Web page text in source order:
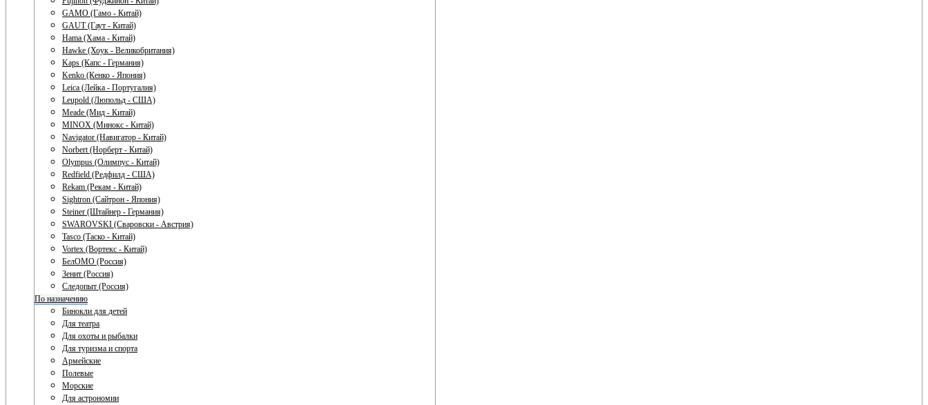
GAMO (Гамо - Китай)
GAUT (Гаут - Китай)
Hama (Хама - Китай)
Hawke (Хоук - Великобритания)
Kaps (Капс - Германия)
Kenko (Кенко - Япония)
Leica (Лейка - Португалия)
Leupold (Люпольд - США)
Meade (Мид - Китай)
MINOX (Минокс - Китай)
Navigator (Навигатор - Китай)
Norbert (Норберт - Китай)
Olympus (Олимпус - Китай)
Redfield (Редфилд - США)
Rekam (Рекам - Китай)
Sightron (Сайтрон - Япония)
Steiner (Штайнер - Германия)
SWAROVSKI (Сваровски - Австрия)
Tasco (Таско - Китай)
Vortex (Вортекс - Китай)
БелОМО (Россия)
Зенит (Россия)
Следопыт (Россия)
По назначению
Бинокли для детей
Для театра
Для охоты и рыбалки
Для туризма и спорта
Армейские
Полевые
Морские
Для астрономии